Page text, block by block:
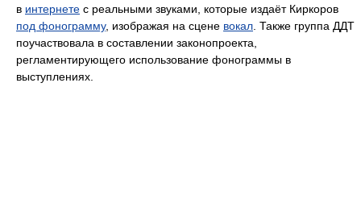
в интернете с реальными звуками, которые издаёт Киркоров
под фонограмму, изображая на сцене вокал. Также группа ДДТ
поучаствовала в составлении законопроекта,
регламентирующего использование фонограммы в
выступлениях.